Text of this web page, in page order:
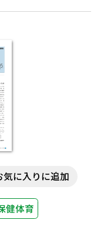
らない。最近
をおろそか
健体育
気に入りに追加